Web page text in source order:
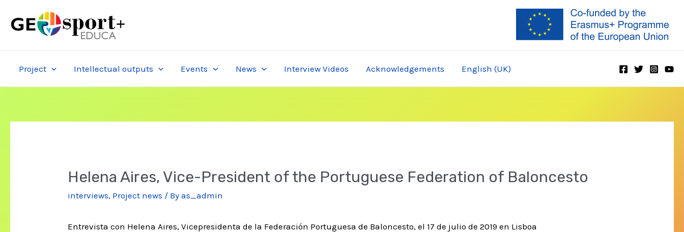
Project Intellectual outputs Events News Interview Videos Acknowledgements English (UK)
Helena Aires, Vice-President of the Portuguese Federation of Baloncesto
interviews, Project news / Byas_admin
Entrevista con Helena Aires, Vicepresidenta de la Federación Portuguesa de Baloncesto, el 17 de julio de 2019 en Lisboa